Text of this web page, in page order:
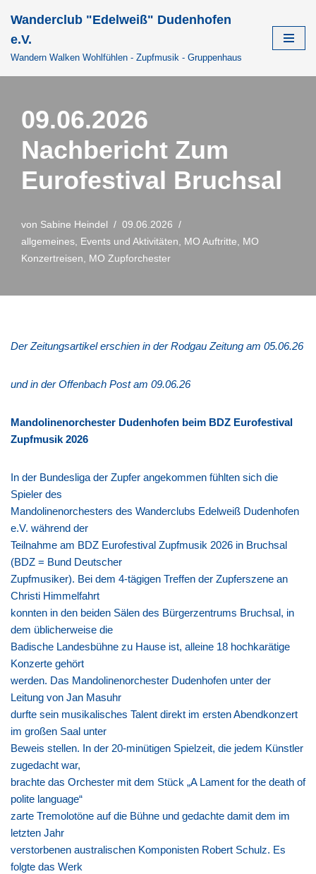
Zum
Inhalt
Wanderclub "Edelweiß" Dudenhofen
e.V.
Wandern Walken Wohlfühlen - Zupfmusik - Gruppenhaus
09.06.2026
Nachbericht Zum
Eurofestival Bruchsal
von Sabine Heindel
09.06.2026
allgemeines, Events und Aktivitäten, MO Auftritte, MO
Konzertreisen, MO Zupforchester
Der Zeitungsartikel erschien in der Rodgau Zeitung am 05.06.26
und in der Offenbach Post am 09.06.26
Mandolinenorchester Dudenhofen beim BDZ Eurofestival
Zupfmusik 2026
In der Bundesliga der Zupfer angekommen fühlten sich die
Spieler des
Mandolinenorchesters des Wanderclubs Edelweiß Dudenhofen
e.V. während der
Teilnahme am BDZ Eurofestival Zupfmusik 2026 in Bruchsal
(BDZ = Bund Deutscher
Zupfmusiker). Bei dem 4-tägigen Treffen der Zupferszene an
Christi Himmelfahrt
konnten in den beiden Sälen des Bürgerzentrums Bruchsal, in
dem üblicherweise die
Badische Landesbühne zu Hause ist, alleine 18 hochkarätige
Konzerte gehört
werden. Das Mandolinenorchester Dudenhofen unter der
Leitung von Jan Masuhr
durfte sein musikalisches Talent direkt im ersten Abendkonzert
im großen Saal unter
Beweis stellen. In der 20-minütigen Spielzeit, die jedem Künstler
zugedacht war,
brachte das Orchester mit dem Stück „A Lament for the death of
polite language“
zarte Tremolotöne auf die Bühne und gedachte damit dem im
letzten Jahr
verstorbenen australischen Komponisten Robert Schulz. Es
folgte das Werk